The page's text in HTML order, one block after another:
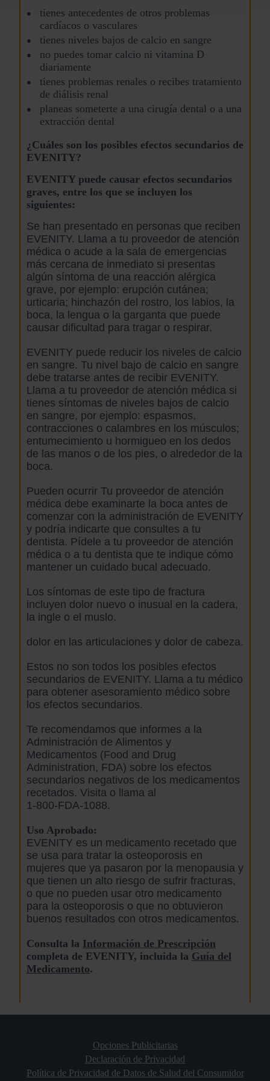
tienes antecedentes de otros problemas
cardíacos o vasculares
tienes niveles bajos de calcio en sangre
no puedes tomar calcio ni vitamina D
diariamente
tienes problemas renales o recibes tratamiento
de diálisis renal
planeas someterte a una cirugía dental o a una
extracción dental
¿Cuáles son los posibles efectos secundarios de
EVENITY?
EVENITY puede causar efectos secundarios
graves, entre los que se incluyen los
siguientes:
Se han presentado en personas que reciben
EVENITY. Llama a tu proveedor de atención
médica o acude a la sala de emergencias
más cercana de inmediato si presentas
algún síntoma de una reacción alérgica
grave, por ejemplo: erupción cutánea;
urticaria; hinchazón del rostro, los labios, la
boca, la lengua o la garganta que puede
causar dificultad para tragar o respirar.
EVENITY puede reducir los niveles de calcio
en sangre. Tu nivel bajo de calcio en sangre
debe tratarse antes de recibir EVENITY.
Llama a tu proveedor de atención médica si
tienes síntomas de niveles bajos de calcio
en sangre, por ejemplo: espasmos,
contracciones o calambres en los músculos;
entumecimiento u hormigueo en los dedos
de las manos o de los pies, o alrededor de la
boca.
Pueden ocurrir Tu proveedor de atención
médica debe examinarte la boca antes de
comenzar con la administración de EVENITY
y podría indicarte que consultes a tu
dentista. Pídele a tu proveedor de atención
médica o a tu dentista que te indique cómo
mantener un cuidado bucal adecuado.
Los síntomas de este tipo de fractura
incluyen dolor nuevo o inusual en la cadera,
la ingle o el muslo.
dolor en las articulaciones y dolor de cabeza.
Estos no son todos los posibles efectos
secundarios de EVENITY. Llama a tu médico
para obtener asesoramiento médico sobre
los efectos secundarios.
Te recomendamos que informes a la
Administración de Alimentos y
Medicamentos (Food and Drug
Administration, FDA) sobre los efectos
secundarios negativos de los medicamentos
recetados. Visita o llama al
1-800-FDA-1088.
Uso Aprobado:
EVENITY es un medicamento recetado que
se usa para tratar la osteoporosis en
mujeres que ya pasaron por la menopausia y
que tienen un alto riesgo de sufrir fracturas,
o que no pueden usar otro medicamento
para la osteoporosis o que no obtuvieron
buenos resultados con otros medicamentos.
Consulta la Información de Prescripción
completa de EVENITY, incluida la Guía del
Medicamento.
Opciones Publicitarias
Declaración de Privacidad
Política de Privacidad de Datos de Salud del Consumidor